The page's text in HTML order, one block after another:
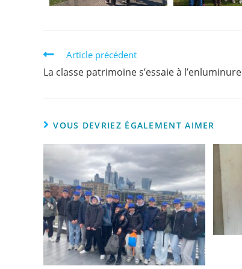
Article précédent
La classe patrimoine s’essaie à l’enluminure
VOUS DEVRIEZ ÉGALEMENT AIMER